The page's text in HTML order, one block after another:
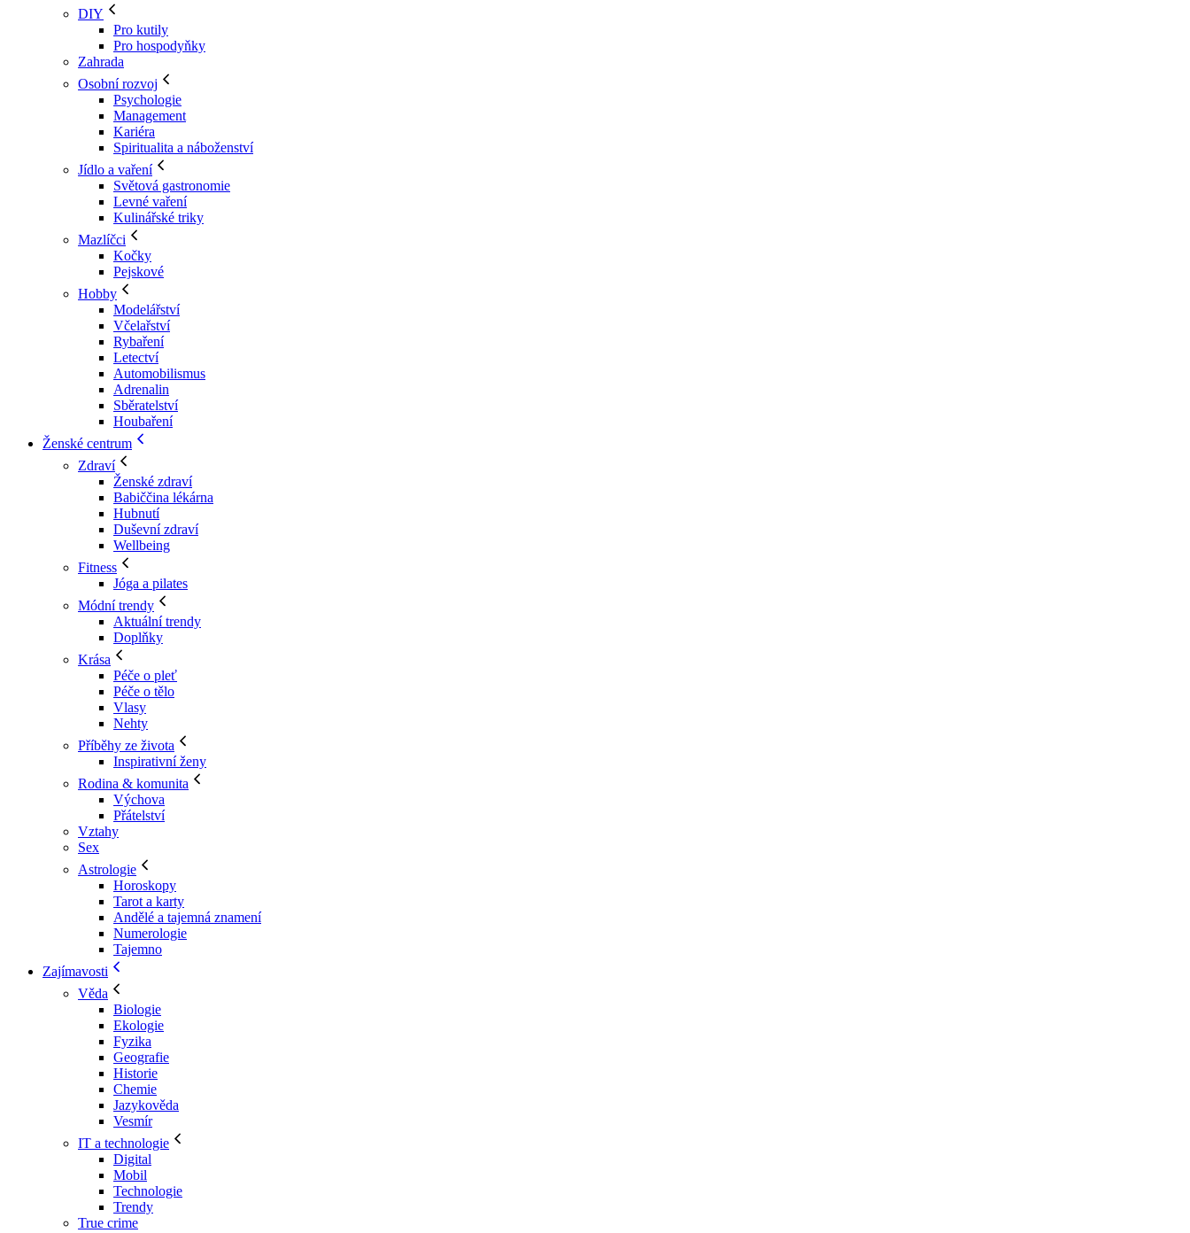
DIY
Pro kutily
Pro hospodyňky
Zahrada
Osobní rozvoj
Psychologie
Management
Kariéra
Spiritualita a náboženství
Jídlo a vaření
Světová gastronomie
Levné vaření
Kulinářské triky
Mazlíčci
Kočky
Pejskové
Hobby
Modelářství
Včelařství
Rybaření
Letectví
Automobilismus
Adrenalin
Sběratelství
Houbaření
Ženské centrum
Zdraví
Ženské zdraví
Babiččina lékárna
Hubnutí
Duševní zdraví
Wellbeing
Fitness
Jóga a pilates
Módní trendy
Aktuální trendy
Doplňky
Krása
Péče o pleť
Péče o tělo
Vlasy
Nehty
Příběhy ze života
Inspirativní ženy
Rodina & komunita
Výchova
Přátelství
Vztahy
Sex
Astrologie
Horoskopy
Tarot a karty
Andělé a tajemná znamení
Numerologie
Tajemno
Zajímavosti
Věda
Biologie
Ekologie
Fyzika
Geografie
Historie
Chemie
Jazykověda
Vesmír
IT a technologie
Digital
Mobil
Technologie
Trendy
True crime